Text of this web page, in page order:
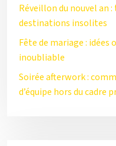
Réveillon du nouvel an
destinations insolites
Fête de mariage :
inoubliable
Soirée afterwork :
d’équipe hors du cadre